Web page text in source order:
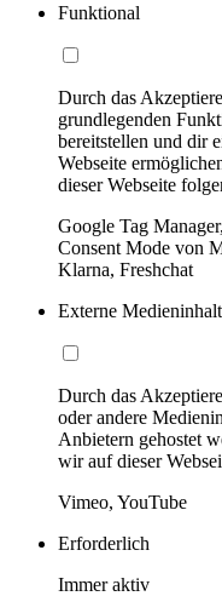
Funktional
Durch das
grundlegenden
bereitstellen und dir
Webseite
dieser Webseite
Google Tag
Consent Mode von
Klarna, Freshchat
Externe
Durch das
oder andere
Anbietern gehostet
wir auf dieser
Vimeo, YouTube
Erforderlich
Immer aktiv